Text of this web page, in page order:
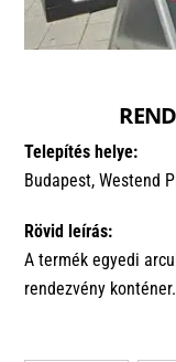
Telepítés helye:
Budapest, Westend
Rövid leírás:
A termék egyedi
rendezvény konténer.